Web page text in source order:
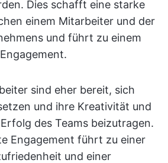
Dies schafft eine starke
einem Mitarbeiter und der
und führt zu einem
sind eher bereit, sich
und ihre Kreativität und
des Teams beizutragen.
Engagement führt zu einer
und einer